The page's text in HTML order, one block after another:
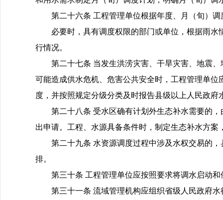
第二十六条 工程管理单位根据年度、月（旬）
必要时，具有调度权限的部门或单位，根据雨
行情况。
第二十七条 当发生洪涝灾害、干旱灾害、地震
可能造成供水危机、危害公共安全时，工程管理单
度，并按照规定分级分类及时报告县级以上人民政
第二十八条 受水区确有计划外生态补水需要的
出申请。工程、水源具备条件时，制定生态补水方
第二十九条 水资源调度过程中涉及水权交易的
排。
第三十条 工程管理单位应按照要求将调水启动
第三十一条 流域管理机构应组织省级人民政府